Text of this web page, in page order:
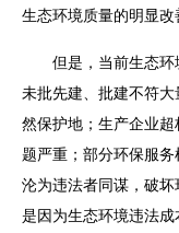
生态环境质量的明显改
但是，当前生态环
未批先建、批建不符
然保护地；生产企业
题严重；部分环保服
沦为违法者同谋，破
是因为生态环境违法